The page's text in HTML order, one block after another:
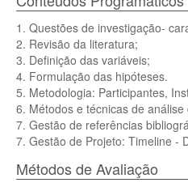
1. Questões de investigação-
2. Revisão da literatura;
3. Definição das variáveis;
4. Formulação das hipóteses.
5. Metodologia: Participantes,
6. Métodos e técnicas de análise
7. Gestão de referências
7. Gestão de Projeto: Timeline -
Métodos de Avaliação